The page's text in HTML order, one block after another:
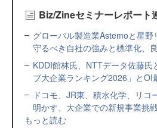
Biz/Zineセミナーレポート
グローバル製造業Astemoと星野
守るべき自社の強みと標準化、
KDDI館林氏、NTTデータ佐藤氏
ブ大企業ランキング2026」とOI
ドコモ、JR東、積水化学、リ
明かす、大企業での新規事業挑
もっと読む